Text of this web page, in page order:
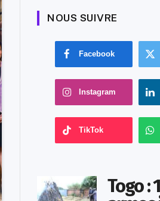
NOUS SUIVRE
Facebook
Instagram
TikTok
Togo :